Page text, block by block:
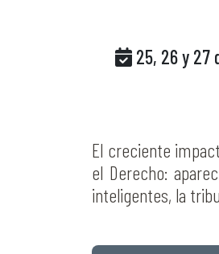
25, 26 y 27
El creciente
el Derecho:
inteligentes, la